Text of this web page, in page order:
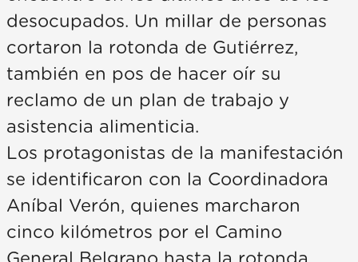
desocupados. Un millar de personas
cortaron la rotonda de Gutiérrez,
también en pos de hacer oír su
reclamo de un plan de trabajo y
asistencia alimenticia.
Los protagonistas de la manifestación
se identificaron con la Coordinadora
Aníbal Verón, quienes marcharon
cinco kilómetros por el Camino